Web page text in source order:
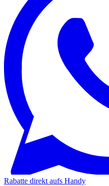
Rabatte direkt aufs Handy